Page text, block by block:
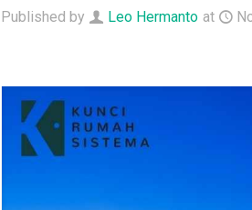
Published by Leo Hermanto at